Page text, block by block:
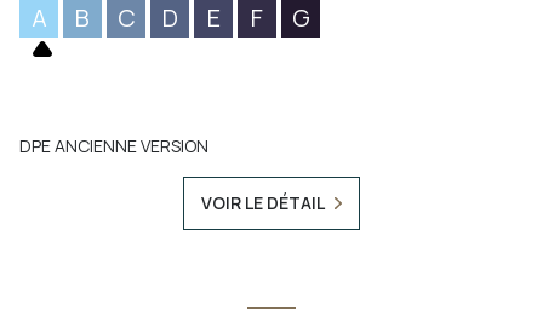
A B C D E F G
DPE ANCIENNE VERSION
VOIR LE DÉTAIL